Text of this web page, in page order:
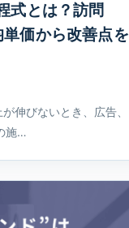
式とは？訪問
価から改善点を
施…